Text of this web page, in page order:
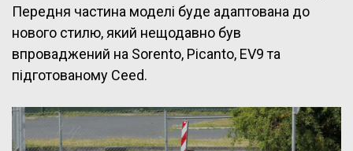
Передня частина моделі буде адаптована до
нового стилю, який нещодавно був
впроваджений на Sorento, Picanto, EV9 та
підготованому Ceed.